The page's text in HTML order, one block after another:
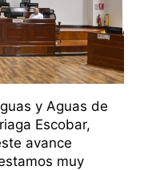
y Aguas de
Escobar,
avance
muy